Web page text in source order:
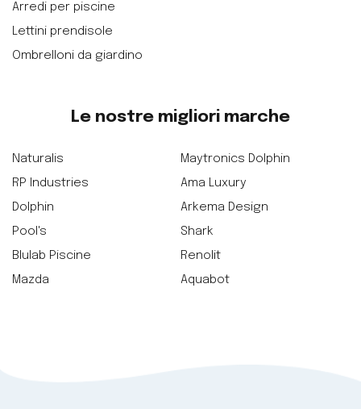
Arredi per piscine
Lettini prendisole
Ombrelloni da giardino
Le nostre migliori marche
Naturalis
RP Industries
Dolphin
Maytronics Dolphin
Ama Luxury
Arkema Design
Pool's
Blulab Piscine
Mazda
Shark
Renolit
Aquabot